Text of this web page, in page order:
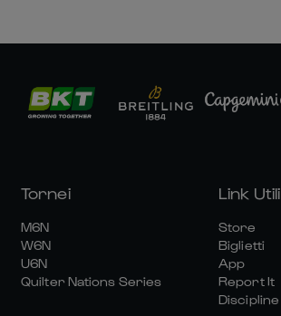
Tornei
M6N
W6N
U6N
Quilter Nations Series
Link Utili
Store
Biglietti
App
Report It
Discipline